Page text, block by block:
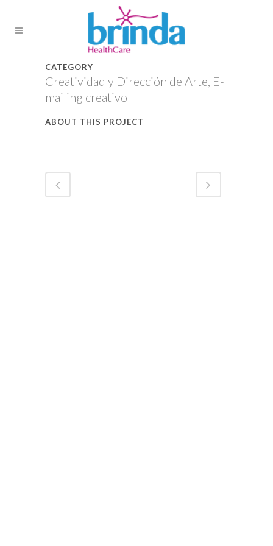
CATEGORY
Creatividad y Dirección de Arte, E-
mailing creativo
ABOUT THIS PROJECT